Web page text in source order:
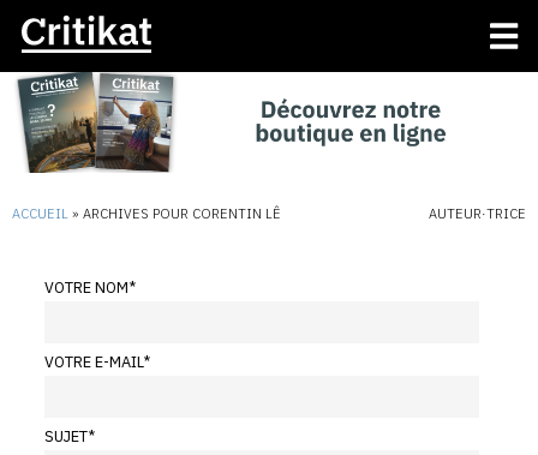
ACCUEIL » ARCHIVES POUR CORENTIN LÊ AUTEUR·TRICE
VOTRE NOM*
VOTRE E-MAIL*
SUJET*